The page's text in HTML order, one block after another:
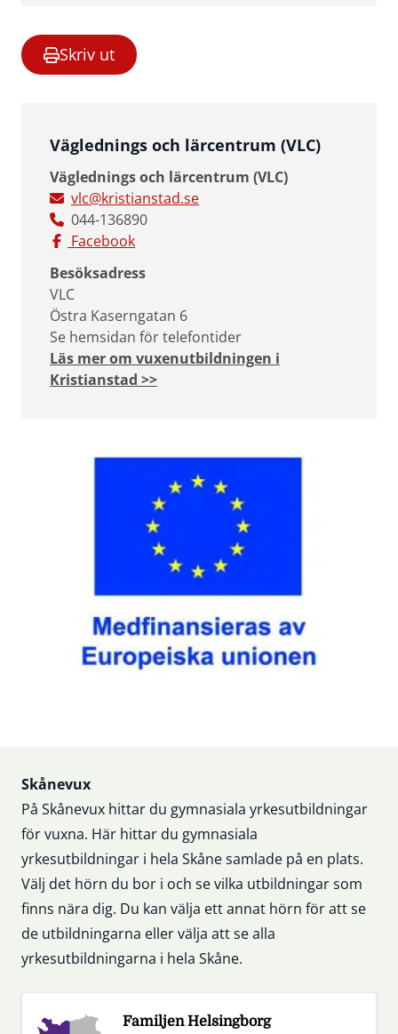
Skriv ut
Väglednings och lärcentrum (VLC)
Väglednings och lärcentrum (VLC)
vlc@kristianstad.se
044-136890
Facebook
Besöksadress
VLC
Östra Kaserngatan 6
Se hemsidan för telefontider
Läs mer om vuxenutbildningen i
Kristianstad >>
Sidfot
Skånevux
På Skånevux hittar du gymnasiala yrkesutbildningar
för vuxna. Här hittar du gymnasiala
yrkesutbildningar i hela Skåne samlade på en plats.
Välj det hörn du bor i och se vilka utbildningar som
finns nära dig. Du kan välja ett annat hörn för att se
de utbildningarna eller välja att se alla
yrkesutbildningarna i hela Skåne.
Familjen Helsingborg